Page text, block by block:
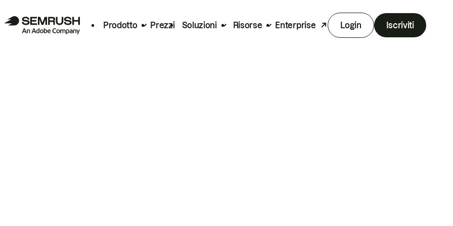
Prodotto Prezzi Soluzioni Risorse Enterprise Login Iscriviti